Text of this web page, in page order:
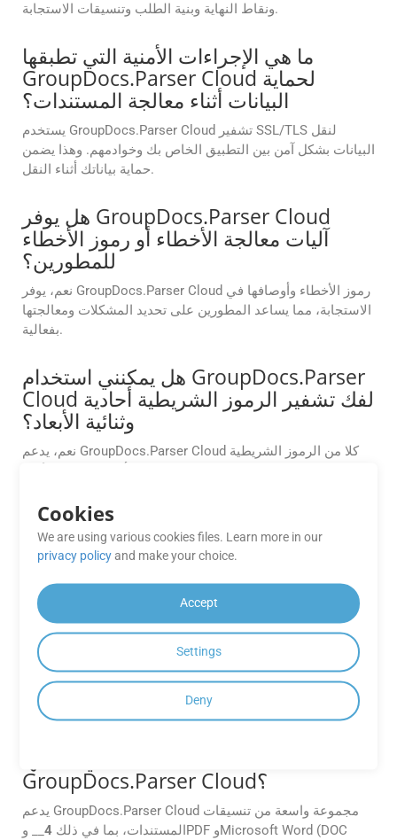
ونقاط النهاية وبنية الطلب وتنسيقات الاستجابة.
ما هي الإجراءات الأمنية التي تطبقها
GroupDocs.Parser Cloud لحماية
البيانات أثناء معالجة المستندات؟
يستخدم GroupDocs.Parser Cloud تشفير SSL/TLS لنقل
البيانات بشكل آمن بين التطبيق الخاص بك وخوادمهم. وهذا يضمن
حماية بياناتك أثناء النقل.
هل يوفر GroupDocs.Parser Cloud
آليات معالجة الأخطاء أو رموز الأخطاء
للمطورين؟
نعم، يوفر GroupDocs.Parser Cloud رموز الأخطاء وأوصافها في
الاستجابة، مما يساعد المطورين على تحديد المشكلات ومعالجتها
بفعالية.
هل يمكنني استخدام GroupDocs.Parser
Cloud لفك تشفير الرموز الشريطية أحادية
وثنائية الأبعاد؟
نعم، يدعم GroupDocs.Parser Cloud كلا من الرموز الشريطية
هل يمكنني دمج GroupDocs.Parser
Cloud APIs في تطبيقي، بغض النظر عن
لغة البرمجة أو النظام الأساسي الذي
أستخدمه؟
نعم، يمكنك دمج GroupDocs.Parser Cloud APIs في تطبيقك
بغض النظر عن لغة البرمجة أو النظام الأساسي. توفر
GroupDocs مجموعات SDK للغات البرمجة الشائعة مثل .NET
يمكنك استخدام واجهات برمجة تطبيقات RESTful مباشرة مع أي
GroupDocs.Parser Cloud؟
يدعم GroupDocs.Parser Cloud مجموعة واسعة من تنسيقات
المستندات، بما في ذلك 4 __ وPDF وMicrosoft Word (DOC
Cookies
We are using various cookies files. Learn more in our
privacy policyand make your choice.
Accept
Settings
Deny